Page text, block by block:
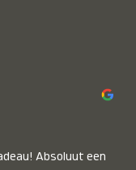
Absoluut een